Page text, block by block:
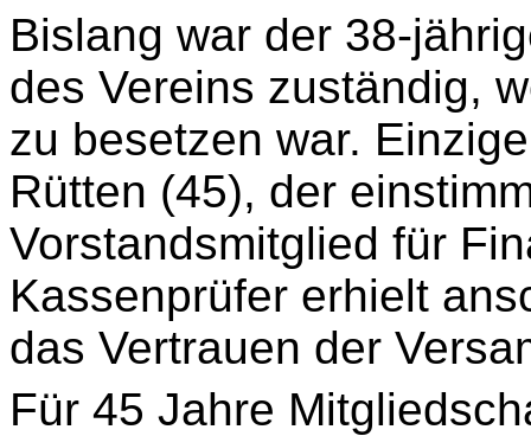
Bislang war der 38-
des Vereins zuständig,
zu besetzen war.
Rütten (45), der
Vorstandsmitglied für
Kassenprüfer erhielt
das Vertrauen der
Für 45 Jahre